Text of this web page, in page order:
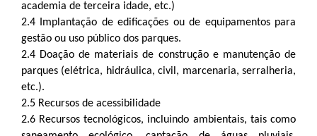
academia de terceira idade, etc.)
2.4 Implantação de edificações ou de equipamentos para
gestão ou uso público dos parques.
2.4 Doação de materiais de construção e manutenção de
parques (elétrica, hidráulica, civil, marcenaria, serralheria,
etc.).
2.5 Recursos de acessibilidade
2.6 Recursos tecnológicos, incluindo ambientais, tais como